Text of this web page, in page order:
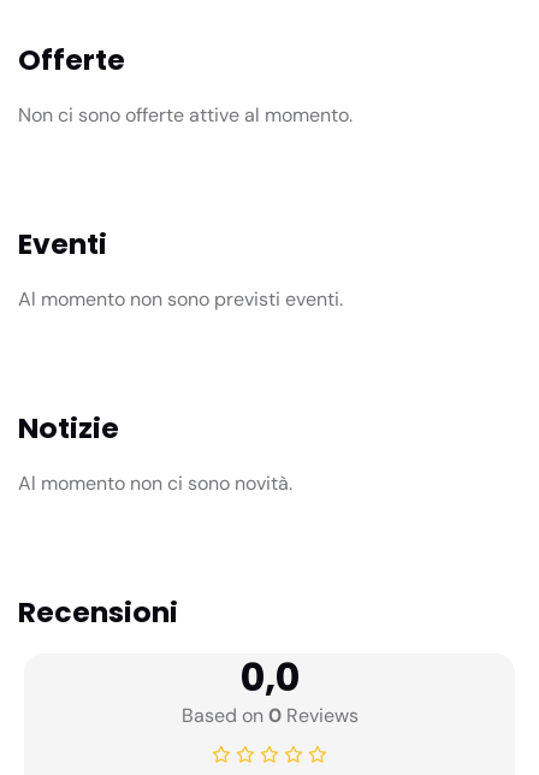
Offerte
Non ci sono offerte attive al momento.
Eventi
Al momento non sono previsti eventi.
Notizie
Al momento non ci sono novità.
Recensioni
0,0
Based on0Reviews